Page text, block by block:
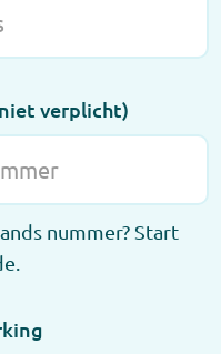
verplicht)
nummer? Start